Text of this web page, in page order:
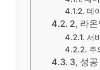
데
2, 라
서
주
3, 성